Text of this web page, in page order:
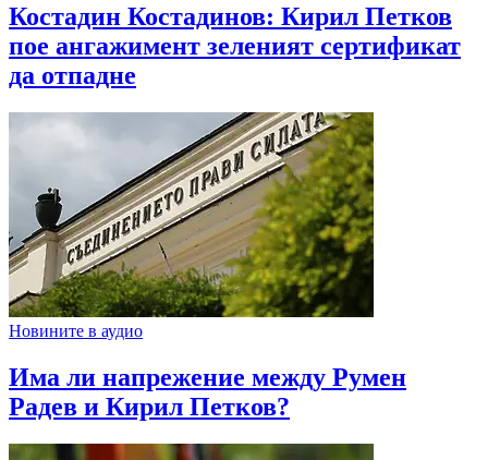
Костадин Костадинов: Кирил Петков
пое ангажимент зеленият сертификат
да отпадне
Новините в аудио
Има ли напрежение между Румен
Радев и Кирил Петков?